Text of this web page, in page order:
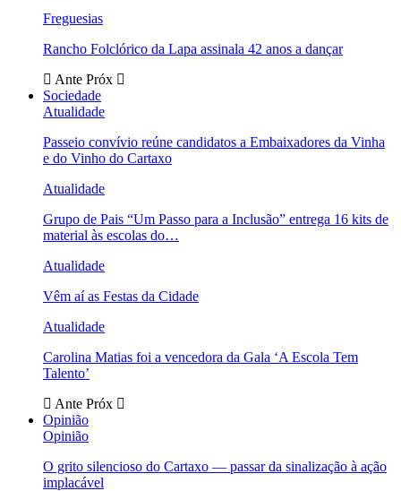
Freguesias
Rancho Folclórico da Lapa assinala 42 anos a dançar
Ante Próx
Sociedade
Atualidade
Passeio convívio reúne candidatos a Embaixadores da Vinha
e do Vinho do Cartaxo
Atualidade
Grupo de Pais “Um Passo para a Inclusão” entrega 16 kits de
material às escolas do…
Atualidade
Vêm aí as Festas da Cidade
Atualidade
Carolina Matias foi a vencedora da Gala ‘A Escola Tem
Talento’
Ante Próx
Opinião
Opinião
O grito silencioso do Cartaxo — passar da sinalização à ação
implacável